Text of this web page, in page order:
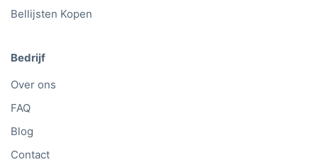
Bellijsten Kopen
Bedrijf
Over ons
FAQ
Blog
Contact